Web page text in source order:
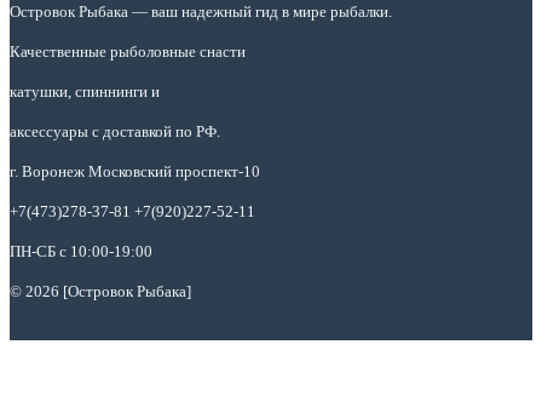
Островок Рыбака — ваш надежный гид в мире рыбалки.
Качественные рыболовные снасти
катушки, спиннинги и
аксессуары с доставкой по РФ.
г. Воронеж Московский проспект-10
+7(473)278-37-81 +7(920)227-52-11
ПН-СБ с 10:00-19:00
© 2026 [Островок Рыбака]